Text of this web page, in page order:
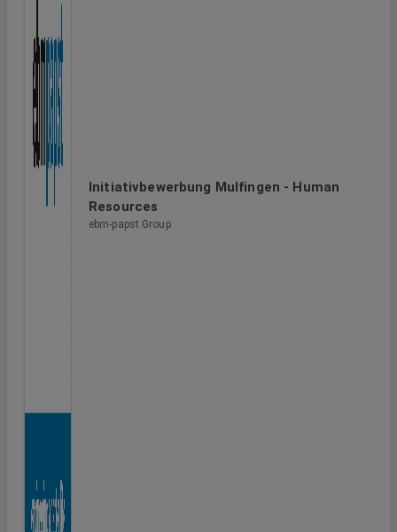
Initiativbewerbung Mulfingen - Human
Resources
ebm-papst Group